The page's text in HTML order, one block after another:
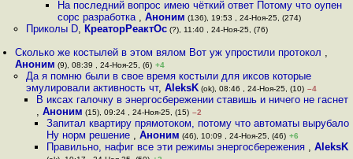
На последний вопрос имею чёткий ответ Потому что оупен
сорс разработка , Аноним (136), 19:53 , 24-Ноя-25, (274)
Приколы D, КреаторРеактОс(?), 11:40 , 24-Ноя-25, (76)
Сколько же костылей в этом вялом Вот уж упростили протокол ,
Аноним (9), 08:39 , 24-Ноя-25, (6) +4
Да я помню были в свое время костыли для иксов которые
эмулировали активность чт, AleksK(ok), 08:46 , 24-Ноя-25, (10) –4
В иксах галочку в энергосбережении ставишь и ничего не гаснет
, Аноним (15), 09:24 , 24-Ноя-25, (15) –2
Запитал квартиру прямотоком, потому что автоматы вырубало
Ну норм решение ,Аноним (46), 10:09 , 24-Ноя-25, (46) +6
Правильно, нафиг все эти режимы энергосбережения ,AleksK